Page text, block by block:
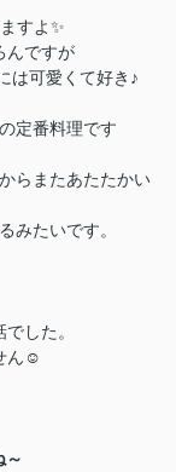
すよ✨
んですが
は可愛くて好き♪
定番料理です
らまたあたたかい
みたいです。
した。
ん☺️
～